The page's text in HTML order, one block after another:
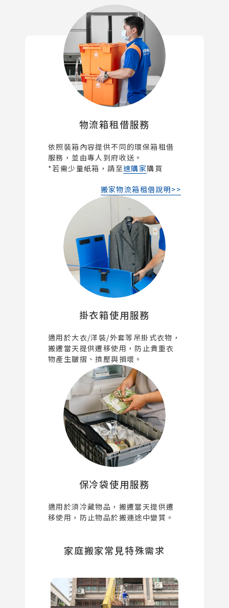
物流箱租借服務
依照裝箱內容提供不同的環保箱租借
服務，並由專人到府收送。
*若需少量紙箱，請至速購家購買
搬家物流箱租借說明>>
掛衣箱使用服務
適用於大衣/洋裝/外套等吊掛式衣物，
搬遷當天提供遷移使用，防止貴重衣
物產生皺摺、擠壓與損壞。
保冷袋使用服務
適用於須冷藏物品，搬遷當天提供遷
移使用，防止物品於搬運途中變質。
家庭搬家常見特殊需求